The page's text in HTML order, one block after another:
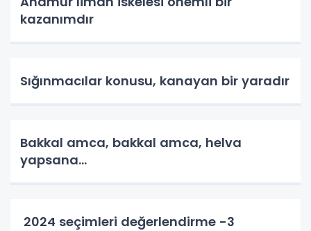
kazanımdır
Sığınmacılar konusu, kanayan bir yaradır
Bakkal amca, bakkal amca, helva
yapsana…
2024 seçimleri değerlendirme -3